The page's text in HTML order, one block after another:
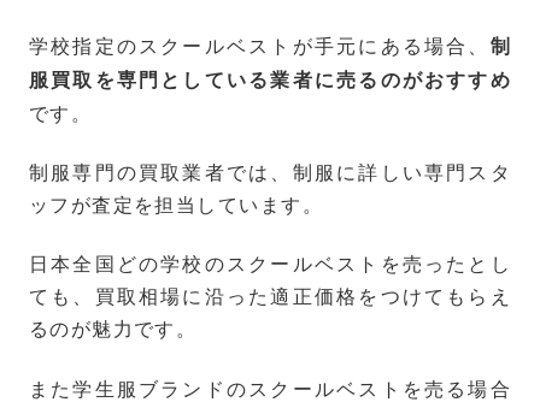
学校指定のスクールベストが手元にある場合、 制
服買取を専門としている業者に売るのがおすすめ
です。
制服専門の買取業者では、制服に詳しい専門スタ
ッフが査定を担当しています。
日本全国どの学校のスクールベストを売ったとし
ても、買取相場に沿った適正価格をつけてもらえ
るのが魅力です。
また学生服ブランドのスクールベストを売る場合